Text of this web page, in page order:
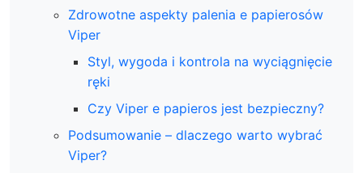
Zdrowotne aspekty palenia e papierosów
Viper
Styl, wygoda i kontrola na wyciągnięcie
ręki
Czy Viper e papieros jest bezpieczny?
Podsumowanie – dlaczego warto wybrać
Viper?